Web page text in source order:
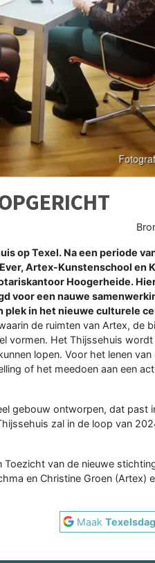
op Texel. Na een periode
Artex-Kunstenschool en
Hoogerheide.
voor een nauwe
plek in het nieuwe culturele
de ruimten van Artex, de
vormen. Het Thijssehuis
lopen. Voor het lenen
of het meedoen aan een
gebouw ontworpen, dat past
zal in de loop van
van de nieuwe
en Christine Groen (Artex)
Maak